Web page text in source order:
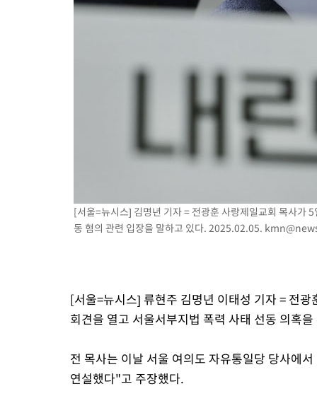
[서울=뉴시스] 김명년 기자 = 전광훈 사랑제일교회 목사가
동 혐의 관련 입장을 말하고 있다. 2025.02.05.
[서울=뉴시스] 류현주 김명년 이태성 기자 = 전
회견을 열고 서울서부지법 폭력 사태 선동 의혹
전 목사는 이날 서울 여의도 자유통일당 당사에
연설했다"고 주장했다.